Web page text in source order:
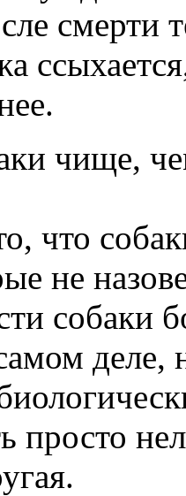
смерти
чище,
что
не
собаки
просто